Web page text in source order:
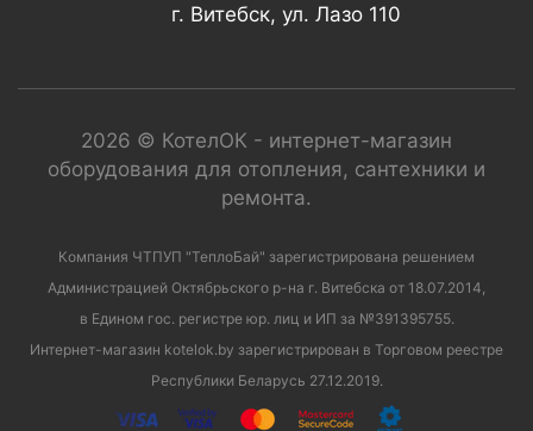
г. Витебск, ул. Лазо 110
2026 © КотелОК - интернет-магазин
оборудования для отопления, сантехники и
ремонта.
Компания ЧТПУП "ТеплоБай" зарегистрирована решением
Администрацией Октябрьского р-на г. Витебска от 18.07.2014,
в Едином гос. регистре юр. лиц и ИП за №391395755.
Интернет-магазин kotelok.by зарегистрирован в Торговом реестре
Республики Беларусь 27.12.2019.